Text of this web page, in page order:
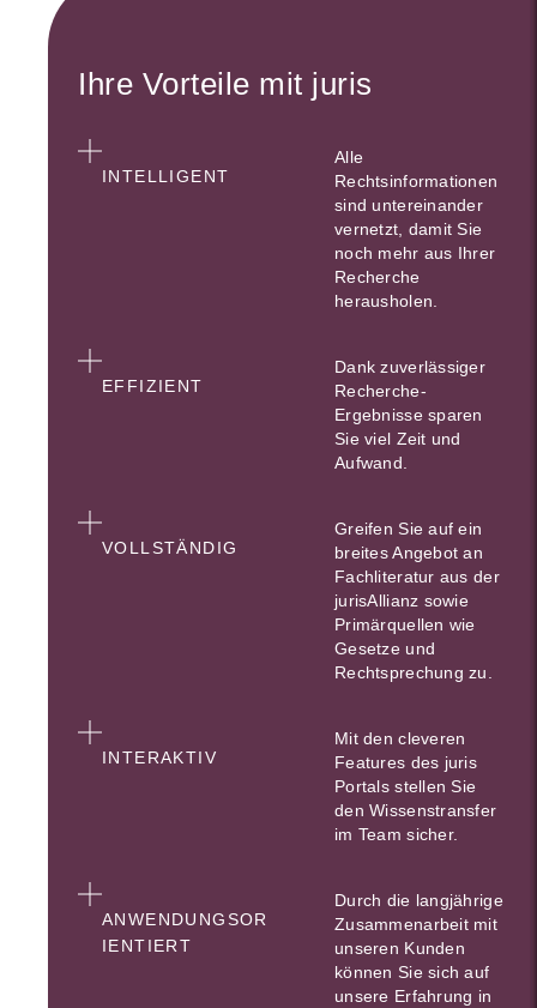
Ihre Vorteile mit juris
INTELLIGENT
Alle
Rechtsinformationen
sind untereinander
vernetzt, damit Sie
noch mehr aus Ihrer
Recherche
herausholen.
EFFIZIENT
Dank zuverlässiger
Recherche-
Ergebnisse sparen
Sie viel Zeit und
Aufwand.
VOLLSTÄNDIG
Greifen Sie auf ein
breites Angebot an
Fachliteratur aus der
jurisAllianz sowie
Primärquellen wie
Gesetze und
Rechtsprechung zu.
INTERAKTIV
Mit den cleveren
Features des juris
Portals stellen Sie
den Wissenstransfer
im Team sicher.
ANWENDUNGSOR
IENTIERT
Durch die langjährige
Zusammenarbeit mit
unseren Kunden
können Sie sich auf
unsere Erfahrung in